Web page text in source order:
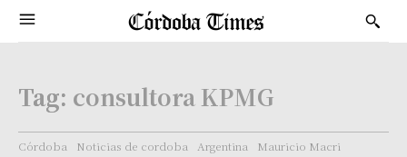
Tag: consultora KPMG
Córdoba Noticias de cordoba Argentina
Mauricio Macri